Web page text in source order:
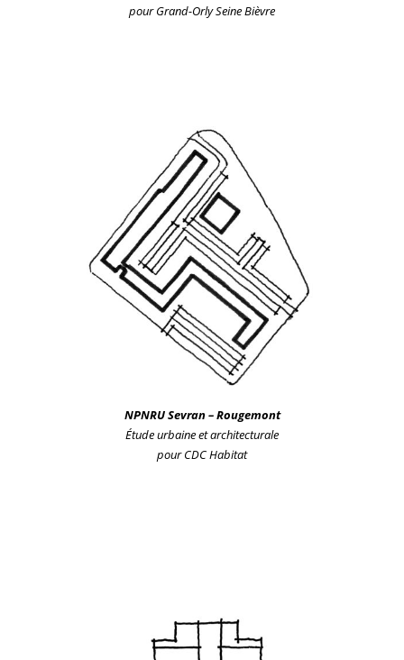
pourGrand-Orly Seine Bièvre
NPNRU Sevran– Rougemont
Étude urbaine et architecturale
pour CDC Habitat